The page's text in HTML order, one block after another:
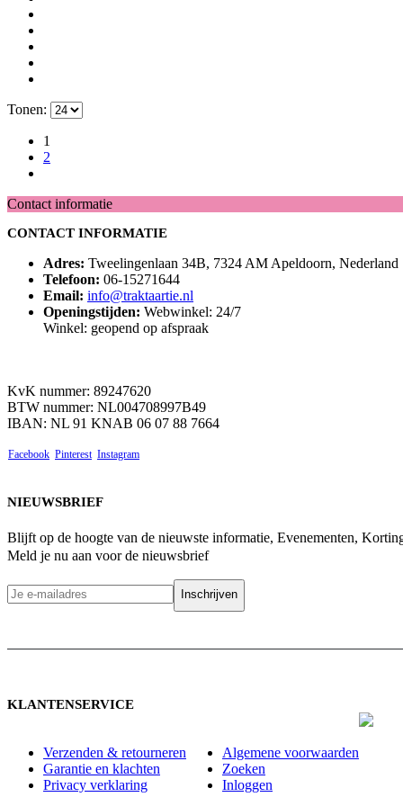
Tonen:
1
2
Contact informatie
CONTACT INFORMATIE
Adres: Tweelingenlaan 34B, 7324 AM Apeldoorn, Nederland
Telefoon: 06-15271644
Email: info@traktaartie.nl
Openingstijden: Webwinkel: 24/7
Winkel: geopend op afspraak
KvK nummer: 89247620
BTW nummer: NL004708997B49
IBAN: NL 91 KNAB 06 07 88 7664
Facebook Pinterest Instagram
NIEUWSBRIEF
Blijft op de hoogte van de nieuwste informatie, Evenementen,
Meld je nu aan voor de nieuwsbrief
KLANTENSERVICE
Verzenden & retourneren
Garantie en klachten
Privacy verklaring
Algemene voorwaarden
Zoeken
Inloggen